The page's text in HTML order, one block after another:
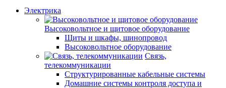
Электрика
Высоковольтное и щитовое оборудование
Щиты и шкафы, шинопровод
Высоковольтное оборудование
Связь,
телекоммуникации
Структурированные кабельные системы
Домашние системы контроля доступа и